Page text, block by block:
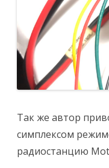
Так же автор
симплексом
радиостанцию